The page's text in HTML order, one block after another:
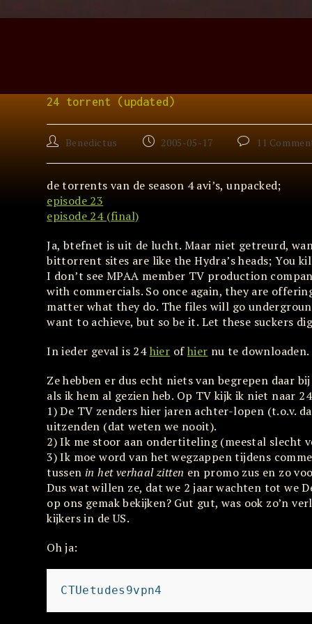
to
24 torrent (updated)
PostBenedictus
Post2005-05-17
Post11
de torrents van de season 4 avi’s, unpacked;
episode 23
episode 24 (final)
Ja, btefnet is uit de lucht. Maar niet getreurd,
bittorrent sites are like the Hydra’s heads; You
I don’t see MPAA member TV production
with commercials. So once again, they are
matter what they do. The files will go
want to achieve, but so be it. Let these suckers
In ieder geval is 24hier ofhier nu te downloaden.
Ze hebben er dus echt niets van begrepen daar
als ik hem al gezien heb. Op TV kijk ik niet naar
1) De TV zenders hier jaren achter-lopen (t.o.v.
uitzenden (dat weten we nooit).
2) Ik me stoor aan ondertiteling (meestal slecht
3) Ik moe word van het wegzappen tijdens
tussen in het verhaal zitten en promo zus en zo
Dus wat willen ze, dat we 2 jaar wachten tot we
op ons gemak bekijken? Gut gut, was ook zo’n
kijkers in de US.
Oh ja:
CTUetudes9vpn4